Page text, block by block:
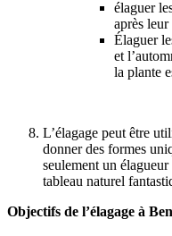
élaguer
après
Élaguer
et
la plante
L’élagage peut être
donner des formes
seulement un
tableau naturel
Objectifs de l’élagage à